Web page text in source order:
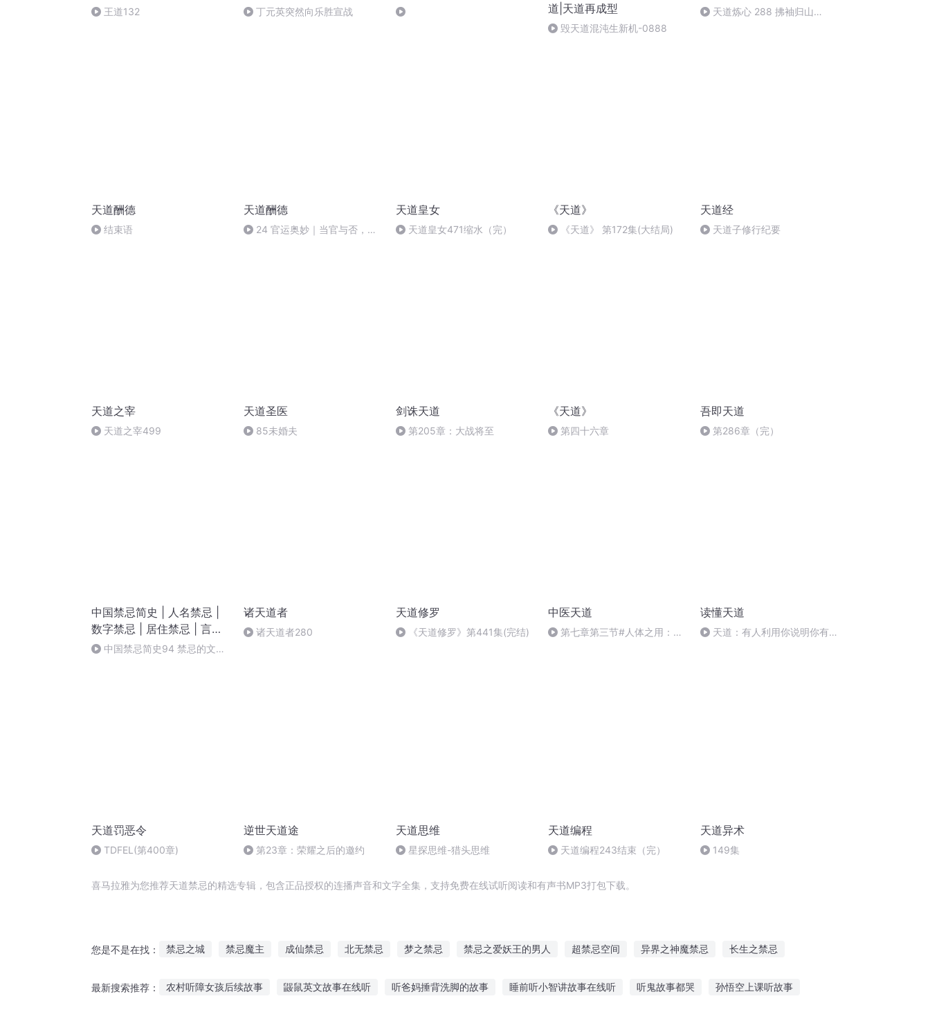
王道132 丁元英突然向乐胜宣战
道|天道再成型
毁天道混沌生新机-0888
天道炼心 288 拂袖归山
天道酬德
结束语
天道酬德
24 官运奥妙｜当官与否，都
天道皇女
天道皇女471缩水（完）
《天道》
《天道》 第172集(大结局)
天道经
天道子修行纪要
天道之宰
天道之宰499
天道圣医
85未婚夫
剑诛天道
第205章：大战将至
《天道》
第四十六章
吾即天道
第286章（完）
中国禁忌简史 | 人名禁忌 |
数字禁忌 | 居住禁忌 | 言语
禁忌 | 经商禁忌
中国禁忌简史94 禁忌的文化
诸天道者
诸天道者280
天道修罗
《天道修罗》第441集(完结)
中医天道
第七章第三节#人体之用：天
读懂天道
天道：有人利用你说明你有能
天道罚恶令
TDFEL(第400章)
逆世天道途
第23章：荣耀之后的邀约
天道思维
星探思维-猎头思维
天道编程
天道编程243结束（完）
天道异术
149集
喜马拉雅为您推荐天道禁忌的精选专辑，包含正品授权的连播声音和文字全集，支持免费在线试听阅读和有声书MP3打包下载。
您是不是在找： 禁忌之城 禁忌魔主 成仙禁忌 北无禁忌 梦之禁忌 禁忌之爱妖王的男人 超禁忌空间 异界之神魔禁忌 长生之禁忌
最新搜索推荐： 农村听障女孩后续故事 鼹鼠英文故事在线听 听爸妈捶背洗脚的故事 睡前听小智讲故事在线听 听鬼故事都哭 孙悟空上课听故事